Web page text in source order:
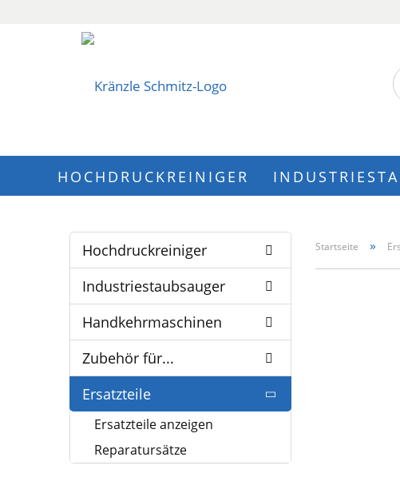
HOCHDRUCKREINIGER
Startseite »
Hochdruckreiniger
Industriestaubsauger
Handkehrmaschinen
Zubehör für...
Ersatzteile
Ersatzteile anzeigen
Reparatursätze